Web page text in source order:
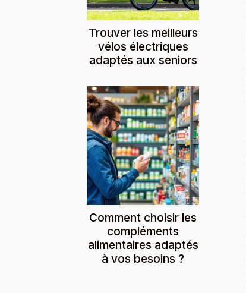
Trouver les meilleurs
vélos électriques
adaptés aux seniors
Comment choisir les
compléments
alimentaires adaptés
à vos besoins ?